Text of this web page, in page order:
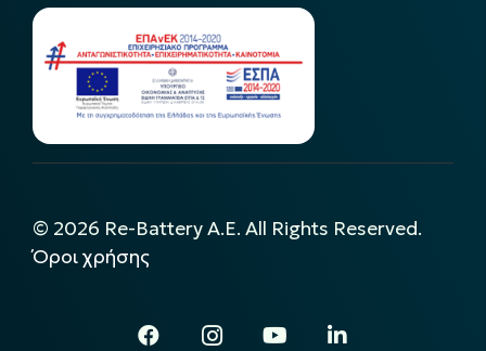
© 2026 Re-Battery A.E. All Rights Reserved.
Όροι χρήσης